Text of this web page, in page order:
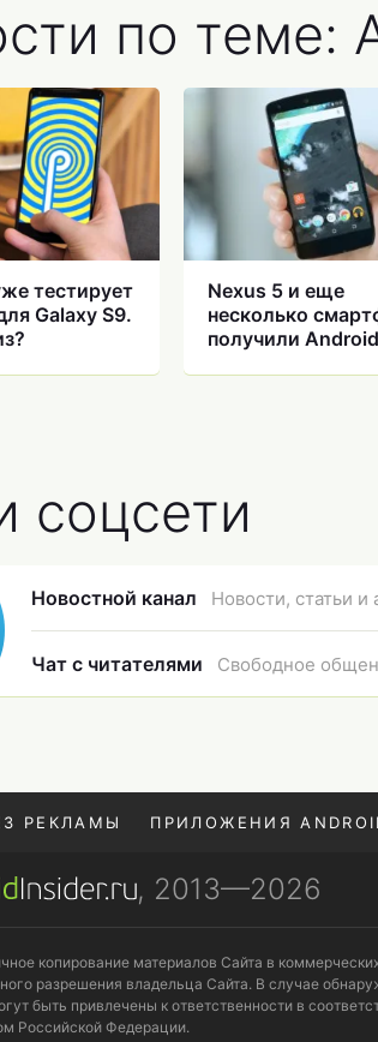
по теме:
тестирует
Galaxy S9.
Nexus 5 и еще
несколько
получили
соцсети
Новостной канал Новости, статьи
Чат с читателями Свободное
РЕКЛАМЫ ПРИЛОЖЕНИЯ
ONEPLUS , 2013—2026
копирование материалов Сайта в
разрешения владельца Сайта. В случае
быть привлечены к ответственности в
Российской Федерации.